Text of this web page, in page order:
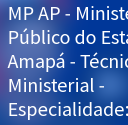
Cursos 20% OFF
Pós
Graduação
OAB
MP AP -
Público do
Amapá -
Ministerial -